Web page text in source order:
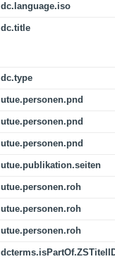
dc.language.iso
dc.title
dc.type
utue.personen.pnd
utue.personen.pnd
utue.personen.pnd
utue.publikation.seiten
utue.personen.roh
utue.personen.roh
utue.personen.roh